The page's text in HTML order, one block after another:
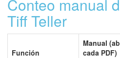
Conteo manual
Tiff Teller
Función
Manual
cada PDF)